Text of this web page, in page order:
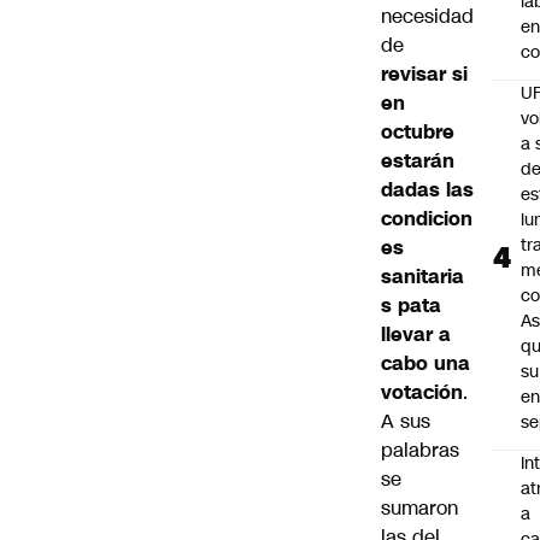
necesidad
de
revisar si
en
octubre
estarán
dadas las
condicion
es
sanitaria
s pata
llevar a
cabo una
votación.
A sus
palabras
se
sumaron
a
en
a